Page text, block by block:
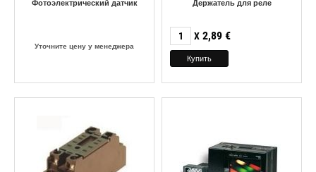
Фотоэлектрический датчик
Уточните цену у менеджера
Держатель для реле
X 2,89 €